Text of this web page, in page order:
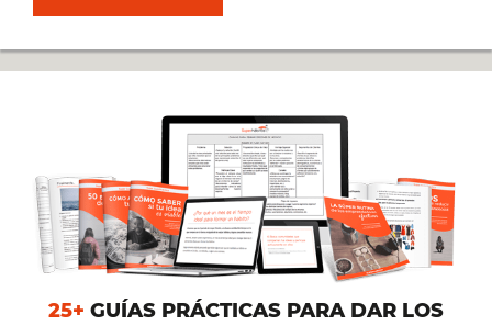
EN
TU
NEGOCIO
(SIN
25+ GUÍAS PRÁCTICAS PARA DAR LOS